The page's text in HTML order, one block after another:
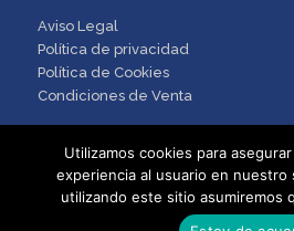
Aviso Legal
Política de privacidad
Política de Cookies
Condiciones de Venta
Utilizamos cookies para
experiencia al usuario en nuestro
utilizando este sitio asumiremos